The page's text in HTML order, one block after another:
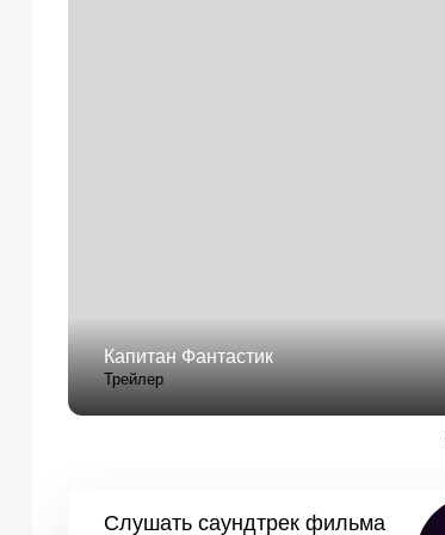
Капитан Фантастик
Трейлер
Слушать саундтрек фильма